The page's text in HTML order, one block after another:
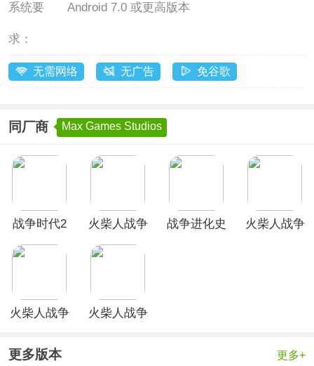
系统要
求：
Android 7.0 或更高版本
无需网络 无广告 免谷歌
同厂商 Max Games Studios
战争时代2
火柴人战争
战争进化史
火柴人战争
火柴人战争
火柴人战争
更多版本 更多+